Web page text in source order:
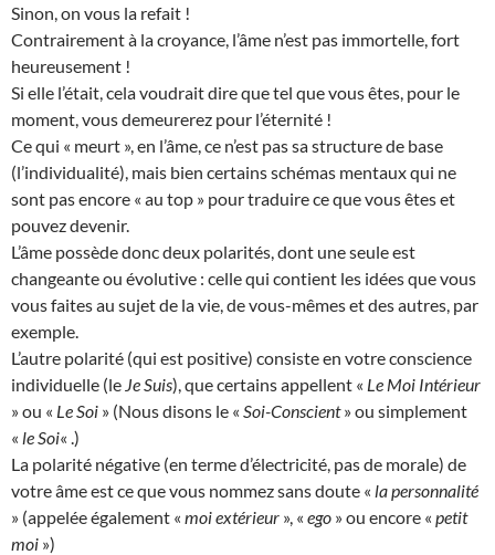
Sinon, on vous la refait !
Contrairement à la croyance, l’âme n’est pas immortelle, fort
heureusement !
Si elle l’était, cela voudrait dire que tel que vous êtes, pour le
moment, vous demeurerez pour l’éternité !
Ce qui « meurt », en l’âme, ce n’est pas sa structure de base
(l’individualité), mais bien certains schémas mentaux qui ne
sont pas encore « au top » pour traduire ce que vous êtes et
pouvez devenir.
L’âme possède donc deux polarités, dont une seule est
changeante ou évolutive : celle qui contient les idées que vous
vous faites au sujet de la vie, de vous-mêmes et des autres, par
exemple.
L’autre polarité (qui est positive) consiste en votre conscience
individuelle (le Je Suis), que certains appellent « Le Moi Intérieur
» ou « Le Soi » (Nous disons le « Soi-Conscient» ou simplement
« le Soi« .)
La polarité négative (en terme d’électricité, pas de morale) de
votre âme est ce que vous nommez sans doute « la personnalité
» (appelée également « moi extérieur », « ego » ou encore « petit
moi »)